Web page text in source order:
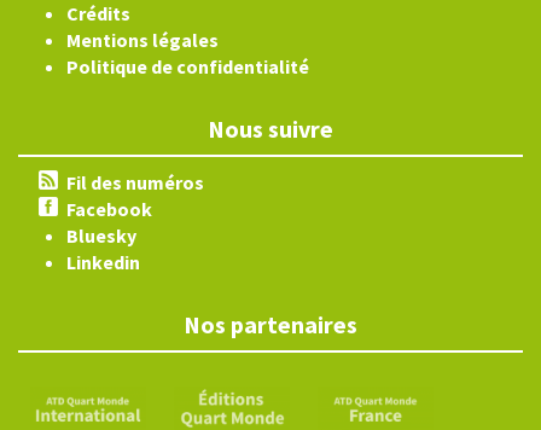
Crédits
Mentions légales
Politique de confidentialité
Nous suivre
Fil des numéros
Facebook
Bluesky
Linkedin
Nos partenaires